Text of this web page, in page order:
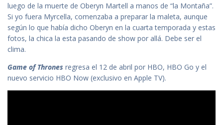
luego de la muerte de Oberyn Martell a manos de “la Montaña”.
Si yo fuera Myrcella, comenzaba a preparar la maleta, aunque
según lo que había dicho Oberyn en la cuarta temporada y estas
fotos, la chica la esta pasando de show por allá. Debe ser el
clima.
Game of Thrones regresa el 12 de abril por HBO, HBO Go y el
nuevo servicio HBO Now (exclusivo en Apple TV).